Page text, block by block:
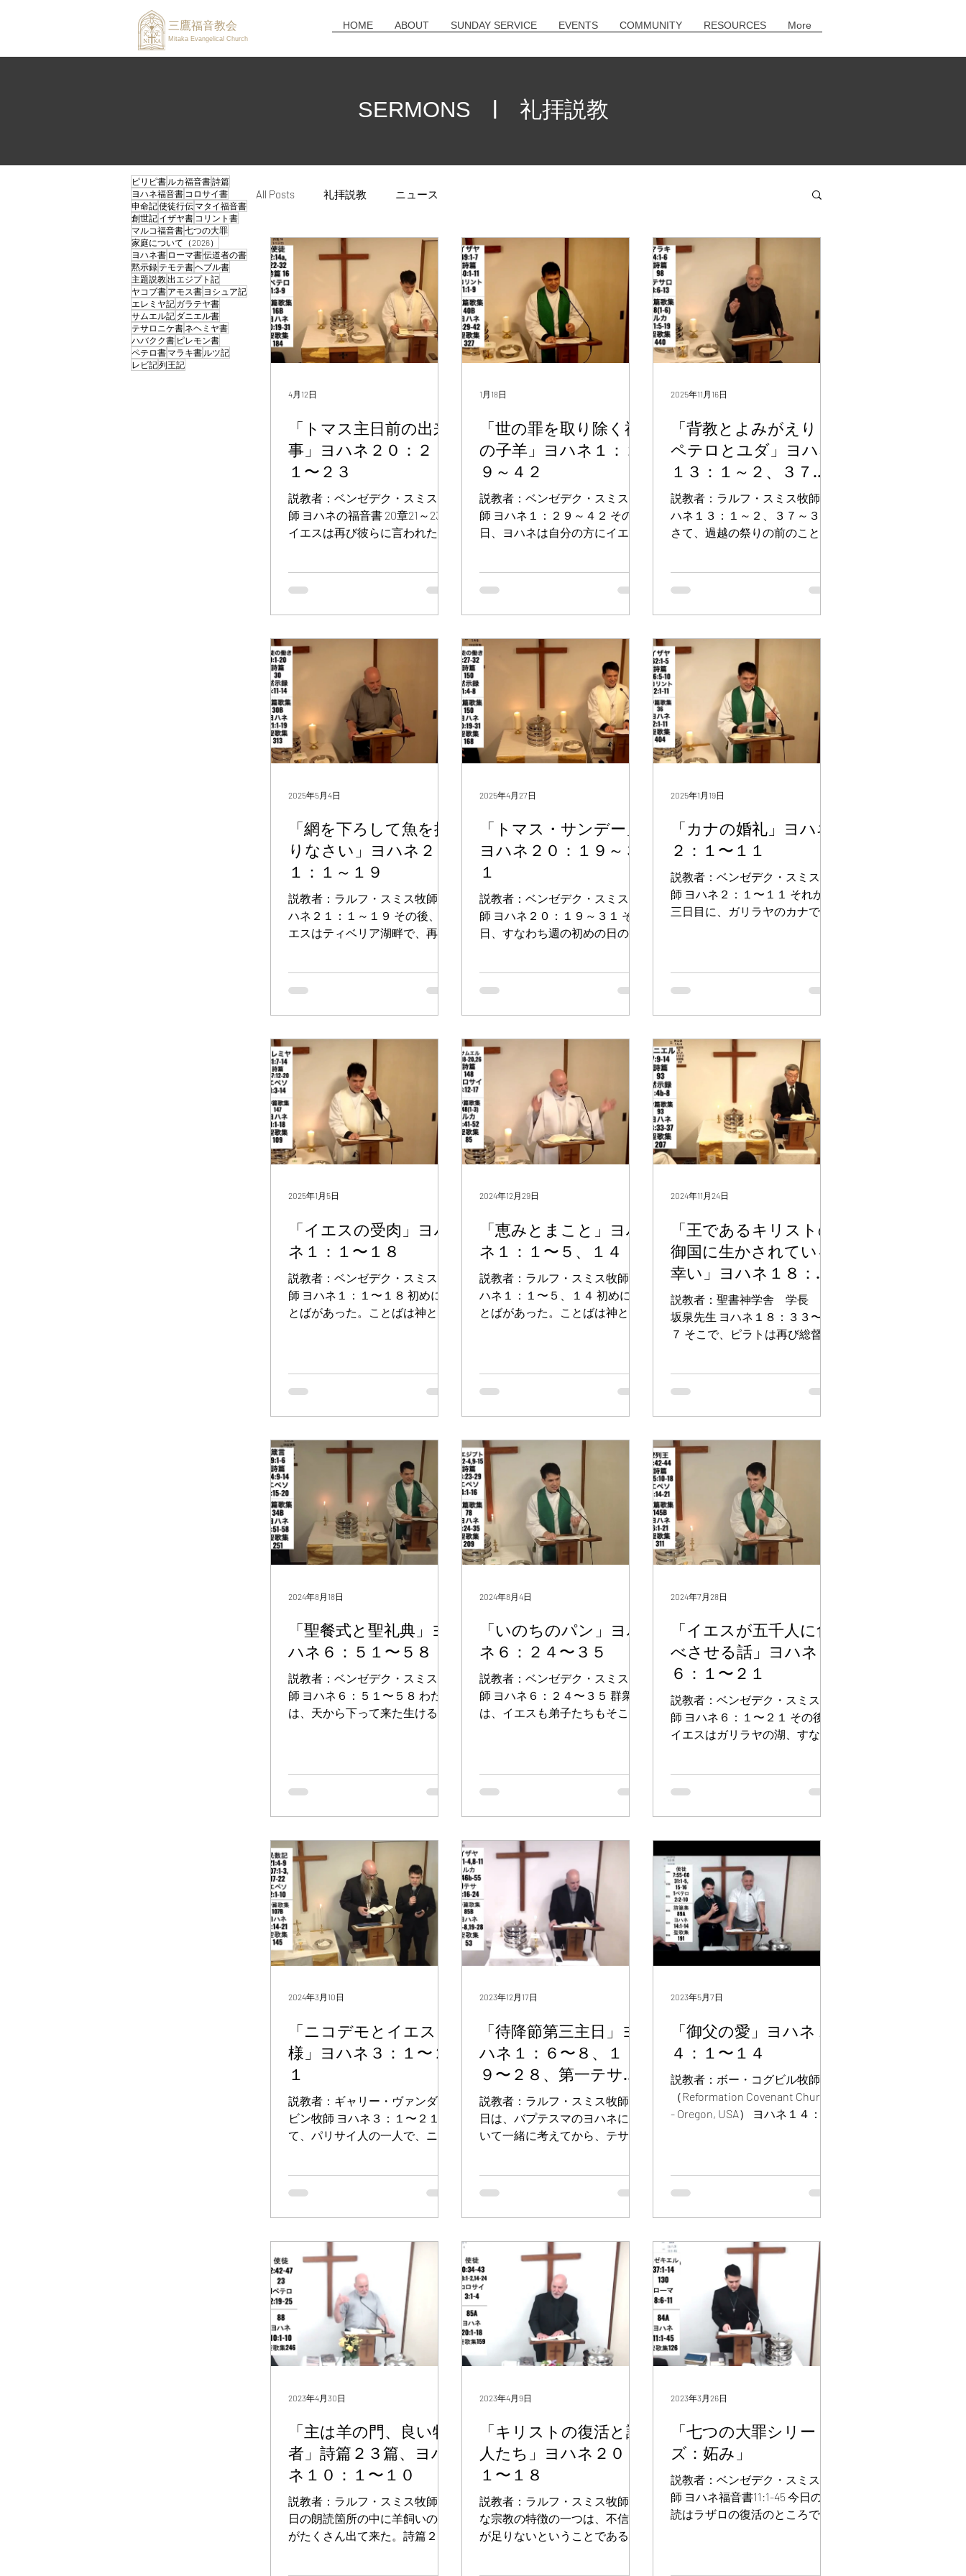
HOME ABOUT SUNDAY SERVICE EVENTS COMMUNITY RESOURCES More
Mitaka Evangelical Church
三鷹福音教会
SERMONS | 礼拝説教
ピリピ書 ルカ福音書詩篇
ヨハネ福音書 コロサイ書
申命記使徒行伝 マタイ福音書
創世記 イザヤ書 コリント書
マルコ福音書七つの大罪
家庭について（2026）
ヨハネ書 ローマ書伝道者の書
黙示録テモテ書ヘブル書
主題説教出エジプト記
ヤコブ書 アモス書 ヨシュア記
エレミヤ記 ガラテヤ書
サムエル記 ダニエル書
テサロニケ書 ネヘミヤ書
ハバクク書 ピレモン書
ペテロ書 マラキ書 ルツ記
レビ記列王記
All Posts 礼拝説教 ニュース
「トマス主日前の出来
事」ヨハネ２０：２
１〜２３
説教者：ベンゼデク・スミス牧
師 ヨハネの福音書 20章21～23節
イエスは再び彼らに言われた。
に、私もあなた方を使わしま
を吹きかけて言われた。「精霊
を受けなさい。あなた方が誰か
の罪を許すなら、その人の罪は
許されます。許さずに残すな
ら、そのまま残ります。」 今日
はイースター（復活祭）の2週目
の日曜日、復活祭後の最初の主
日です。この日はよく「トマス
主日（トマスの日曜日）」と言
ス様がトマスの疑いをすべて取
ーを読むからです。 私は聖書の
中で1番好きなストーリーを一つ
だけ選ぶことはできませんが、
このトマスの話は間違いなく大
好きなストーリーの1つです。そ
れなのに、今日はあえてそのト
マスの話はせず、その直前に起
何があったでしょうか。あまり
深く考えずに読むと、もしかし
受けないかもしれません。で
も、ここには実はとても衝
4月12日
「世の罪を取り除く神
の子羊」ヨハネ１：２
９～４２
説教者：ベンゼデク・スミス牧
師 ヨハネ１：２９～４２ その翌
日、ヨハネは自分の方にイエス
子羊。『私の後に一人の人が来
方です。私より先におられたか
らです』と私が言ったのは、こ
の方のことです。私自身もこの
方を知りませんでした。しか
し、私が来て水でバプテスマを
授けているのは、この方がイス
ラエルに明らかにされるためで
す。」 そして、ヨハネはこのよ
うに証しした。「御霊が鳩のよ
にとどまるのを私は見ました。
した。しかし、水でバプテスマ
を授けるようにと私を遣わした
方が、私に言われました。『御
霊が、ある人の上に降って、そ
の上にとどまるのをあなたが見
たら、その人こそ、聖霊によっ
てバプテスマを授ける者であ
翌日、ヨハネは再び二人の弟子
とともに立っていた。そしてイ
て、「見よ、神の子羊」と言っ
た。二人の弟子は、彼がそう言
うのを
1月18日
「背教とよみがえり：
ペテロとユダ」ヨハネ
１３：１～２、３７～
３８
説教者：ラルフ・スミス牧師 ヨ
ハネ１３：１～２、３７～３８
さて、過越の祭りの前のこと、
たことを知っておられた。そし
愛してきたイエスは、彼らを最
後まで愛された。 夕食の間のこ
と、悪魔はすでにシモンの子イ
スカリオテのユダの心に、イエ
スを裏切ろうという思いを入れ
ていた。… ペテロはイエスに言
った。「主よ、なぜ今ついて行
けないのですか。あなたのため
なら、いのちも捨てます。」 イ
ためにいのちも捨てるのです
たに言います。鶏が鳴くまで
に、あなたは三度わたしを知ら
ないと言います。」 今日はこの
二つの箇所を考えるために四つ
の観点から見てみようと思う。
１、イエス様と十二弟子 明白で
ので、旧約聖書を理解するため
にイエス様と弟子たちのことを
エス様と弟子たちのことを理解
するために旧約聖書を
2025年11月16日
「網を下ろして魚を捕
りなさい」ヨハネ２
１：１～１９
説教者：ラルフ・スミス牧師 ヨ
ハネ２１：１～１９ その後、イ
エスはティベリア湖畔で、再び
シモン・ペテロ、デドモと呼ば
身のナタナエル、ゼベダイの子
たち、そして、ほかに二人の弟
子が同じところにい...
2025年5月4日
「トマス・サンデー」
ヨハネ２０：１９～３
１
説教者：ベンゼデク・スミス牧
師 ヨハネ２０：１９～３１ その
日、すなわち週の初めの日の夕
かけられていた。すると、イエ
こう言われた。「平安があなた
がたにあるように。」こう言っ
て、イエスは手と脇腹...
2025年4月27日
「カナの婚礼」ヨハネ
２：１〜１１
説教者：ベンゼデク・スミス牧
師 ヨハネ２：１〜１１ それから
三日目に、ガリラヤのカナで婚
向かって「ぶどう酒がありませ
ん」と言った。...
2025年1月19日
「イエスの受肉」ヨハ
ネ１：１〜１８
説教者：ベンゼデク・スミス牧
師 ヨハネ１：１〜１８ 初めにこ
とばがあった。ことばは神とと
れたもので、この方によらずに
できたものは一つもなかっ
2025年1月5日
「恵みとまこと」ヨハ
ネ１：１〜５、１４
説教者：ラルフ・スミス牧師 ヨ
ハネ１：１〜５、１４ 初めにこ
とばがあった。ことばは神とと
れたもので、この方によらずに
できたものは一つもなかっ
2024年12月29日
「王であるキリストの
御国に生かされている
幸い」ヨハネ１８：３
３〜３７
説教者：聖書神学舎 学長 赤
坂泉先生 ヨハネ１８：３３〜３
７ そこで、ピラトは再び総督官
のか。」 イエスは答えられた。
言っているのですか。それとも
わたしのことを、ほかの人々が
あなたに話したの...
2024年11月24日
「聖餐式と聖礼典」ヨ
ハネ６：５１〜５８
説教者：ベンゼデク・スミス牧
師 ヨハネ６：５１〜５８ わたし
は、天から下って来た生けるパ
肉です。」 それで、ユダヤ人た
ちは、「この人は、どうやって
2024年8月18日
「いのちのパン」ヨハ
ネ６：２４〜３５
説教者：ベンゼデク・スミス牧
師 ヨハネ６：２４〜３５ 群衆
は、イエスも弟子たちもそこに
イエスを見つけると、彼らはイ
エスに言った。「先生、いつこ
2024年8月4日
「イエスが五千人に食
べさせる話」ヨハネ
６：１〜２１
説教者：ベンゼデク・スミス牧
師 ヨハネ６：１〜２１ その後、
イエスはガリラヤの湖、すなわ
スについて行った。イエスが病
見たからであった。イエスは山
に登り、弟子たちとともにそこ
に座られた。ユダヤ...
2024年7月28日
「ニコデモとイエス
様」ヨハネ３：１〜２
１
説教者：ギャリー・ヴァンダー
ビン牧師 ヨハネ３：１〜２１ さ
て、パリサイ人の一人で、ニコ
が、夜、イエスのもとに来て言
たが神のもとから来られた教師
であることを知っています。神
がともにおられなけ...
2024年3月10日
「待降節第三主日」ヨ
ハネ１：６〜８、１
９〜２８、第一テサロ
ニケ５：１６〜２４
説教者：ラルフ・スミス牧師 今
日は、バプテスマのヨハネにつ
いて一緒に考えてから、テサロ
ネ１：６〜８、１９〜２８ 神か
た。その名はヨハネであっ
た。...
2023年12月17日
「御父の愛」ヨハネ１
４：１〜１４
説教者：ボー・コグビル牧師
（Reformation Covenant Church
- Oregon, USA） ヨハネ１４：
んあります。そうでなかった
ら、あ...
2023年5月7日
「主は羊の門、良い牧
者」詩篇２３篇、ヨハ
ネ１０：１〜１０
説教者：ラルフ・スミス牧師 今
日の朗読箇所の中に羊飼いの話
がたくさん出て来た。詩篇２３
2023年4月30日
「キリストの復活と証
人たち」ヨハネ２０：
１〜１８
説教者：ラルフ・スミス牧師 変
な宗教の特徴の一つは、不信仰
が足りないということである。
2023年4月9日
「七つの大罪シリー
ズ：妬み」
説教者：ベンゼデク・スミス牧
師 ヨハネ福音書11:1-45 今日の朗
読はラザロの復活のところでし
2023年3月26日